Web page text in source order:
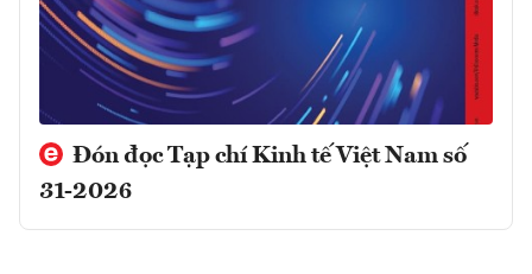
Đón đọc Tạp chí Kinh tế Việt Nam số
31-2026